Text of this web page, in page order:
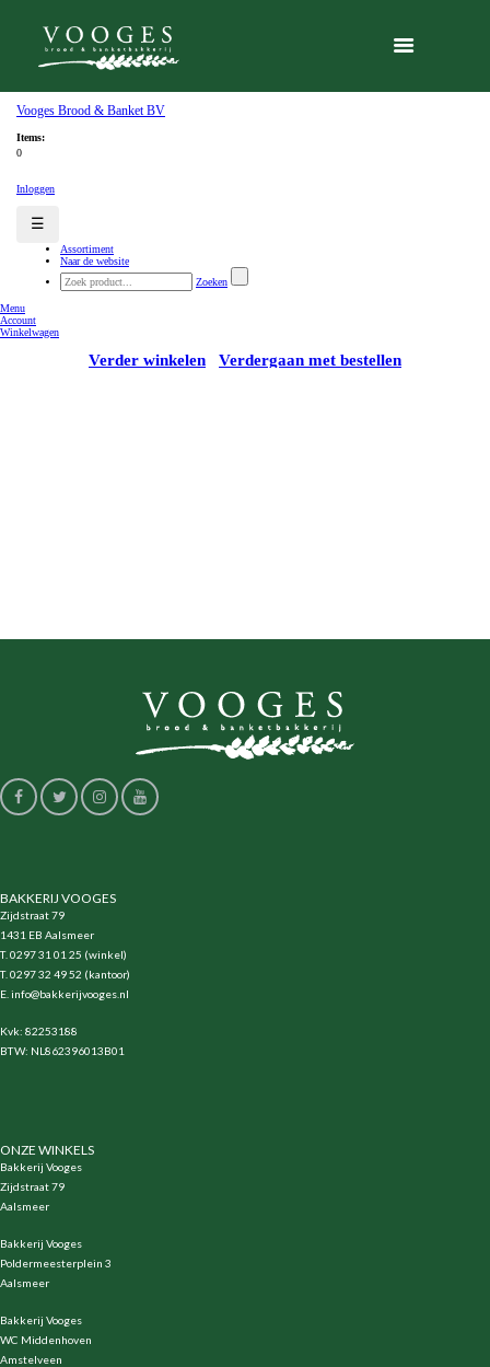
BAKKERIJ VOOGES
Zijdstraat 79
1431 EB Aalsmeer
T. 0297 31 01 25 (winkel)
T. 0297 32 49 52 (kantoor)
E. info@bakkerijvooges.nl
Kvk: 82253188
BTW: NL862396013B01
ONZE WINKELS
Bakkerij Vooges
Zijdstraat 79
Aalsmeer
Bakkerij Vooges
Poldermeesterplein 3
Aalsmeer
Bakkerij Vooges
WC Middenhoven
Amstelveen